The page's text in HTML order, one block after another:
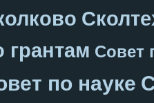
грантам Совет
по науке